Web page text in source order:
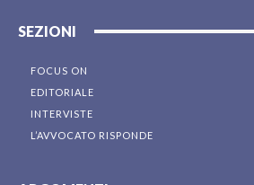
SEZIONI
FOCUS ON
EDITORIALE
INTERVISTE
L’AVVOCATO RISPONDE